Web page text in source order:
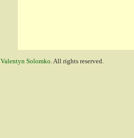
Valentyn Solomko. All rights reserved.